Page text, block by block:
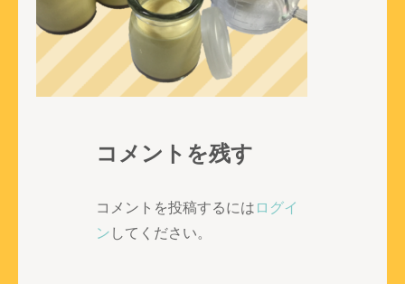
コメントを残す
コメントを投稿するにはログイ
ンしてください。